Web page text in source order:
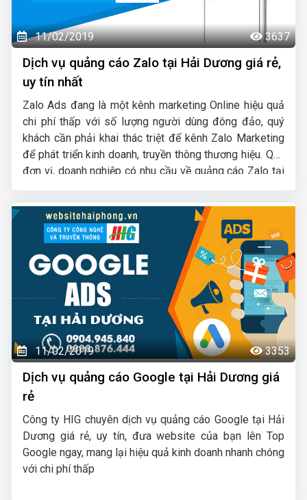
11/02/2019 3637
Dịch vụ quảng cáo Zalo tại Hải Dương giá rẻ,
uy tín nhất
Zalo Ads đang là một kênh marketing Online hiệu quả
chi phí thấp với số lượng người dùng đông đảo, quý
khách cần phải khai thác triệt để kênh Zalo Marketing
để phát triển kinh doanh, truyền thông thương hiệu. Quý
đơn vị, doanh nghiệp có nhu cầu về quảng cáo Zalo tại
tư vấn, hỗ trợ tốt nhất.
11/02/2019 3353
Dịch vụ quảng cáo Google tại Hải Dương giá
rẻ
Công ty HIG chuyên dịch vụ quảng cáo Google tại Hải
Dương giá rẻ, uy tín, đưa website của bạn lên Top
Google ngay, mang lại hiệu quả kinh doanh nhanh chóng
với chi phí thấp